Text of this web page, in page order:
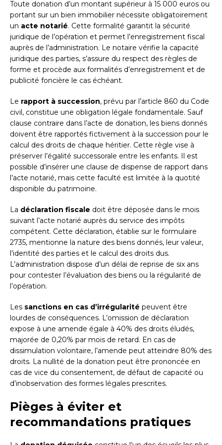
Toute donation d’un montant supérieur à 15 000 euros ou
portant sur un bien immobilier nécessite obligatoirement
un acte notarié. Cette formalité garantit la sécurité
juridique de l’opération et permet l’enregistrement fiscal
auprès de l’administration. Le notaire vérifie la capacité
juridique des parties, s’assure du respect des règles de
forme et procède aux formalités d’enregistrement et de
publicité foncière le cas échéant.
Le rapport à succession, prévu par l’article 860 du Code
civil, constitue une obligation légale fondamentale. Sauf
clause contraire dans l’acte de donation, les biens donnés
doivent être rapportés fictivement à la succession pour le
calcul des droits de chaque héritier. Cette règle vise à
préserver l’égalité successorale entre les enfants. Il est
possible d’insérer une clause de dispense de rapport dans
l’acte notarié, mais cette faculté est limitée à la quotité
disponible du patrimoine.
La déclaration fiscale doit être déposée dans le mois
suivant l’acte notarié auprès du service des impôts
compétent. Cette déclaration, établie sur le formulaire
2735, mentionne la nature des biens donnés, leur valeur,
l’identité des parties et le calcul des droits dus.
L’administration dispose d’un délai de reprise de six ans
pour contester l’évaluation des biens ou la régularité de
l’opération.
Les sanctions en cas d’irrégularité peuvent être
lourdes de conséquences. L’omission de déclaration
expose à une amende égale à 40% des droits éludés,
majorée de 0,20% par mois de retard. En cas de
dissimulation volontaire, l’amende peut atteindre 80% des
droits. La nullité de la donation peut être prononcée en
cas de vice du consentement, de défaut de capacité ou
d’inobservation des formes légales prescrites.
Pièges à éviter et
recommandations pratiques